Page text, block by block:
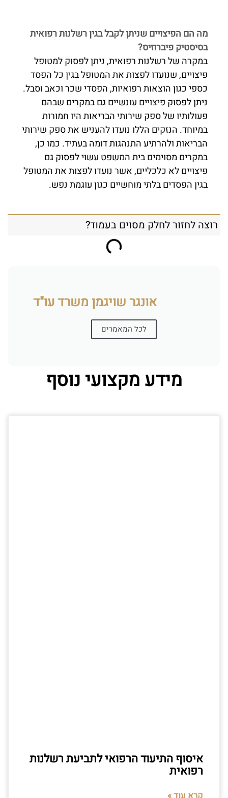
מה הם הפיצויים שניתן לקבל בגין רשלנות רפואית
בסיסטיק פיברוזיס?
במקרה של רשלנות רפואית, ניתן לפסוק למטופל
פיצויים, שנועדו לפצות את המטופל בגין כל הפסד
כספי כגון הוצאות רפואיות, הפסדי שכר וכאב וסבל.
ניתן לפסוק פיצויים עונשיים גם במקרים שבהם
פעולותיו של ספק שירותי הבריאות היו חמורות
במיוחד. הנזקים הללו נועדו להעניש את ספק שירותי
הבריאות ולהרתיע התנהגות דומה בעתיד. כמו כן,
במקרים מסוימים בית המשפט עשוי לפסוק גם
פיצויים לא כלכליים, אשר נועדו לפצות את המטופל
בגין הפסדים בלתי מוחשיים כגון עוגמת נפש.
רוצה לחזור לחלק מסוים בעמוד?
אונגר שויגמן משרד עו"ד
לכל המאמרים
מידע מקצועי נוסף
איסוף התיעוד הרפואי לתביעת רשלנות
רפואית